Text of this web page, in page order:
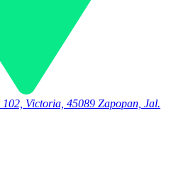
Victoria, 45089 Zapopan, Jal.